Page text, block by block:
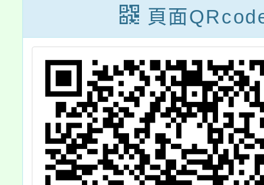
請各校支會踴躍
報名參加，詳如
說明，請查照。
頁面